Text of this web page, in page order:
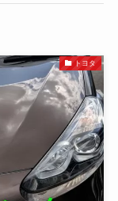
トヨタ